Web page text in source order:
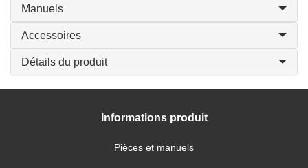
Manuels
Accessoires
Détails du produit
Informations produit
Pièces et manuels